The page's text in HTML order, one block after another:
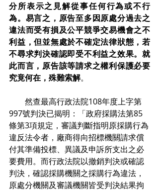
分所表示之見解從事任何行為或不行
為。易言之，原告至多因原處分過去之
違法而受有損及公平競爭交易機會之不
利益，但並無處於不確定法律狀態，若
不尋求判決確認即受不利益之效果。就
此而言，原告該等請求之權利保護必要
究竟何在，殊難索解。
然查最高行政法院108年度上字第
997號判決已揭明：「政府採購法第85
條第3項規定，審議判斷指明原採購行為
違反法令者，廠商得向招標機關請求償
付其準備投標、異議及申訴所支出之必
要費用。而行政法院以撤銷判決或確認
判決，確認採購機關之採購行為違法，
原處分機關及審議機關皆受判決結果拘